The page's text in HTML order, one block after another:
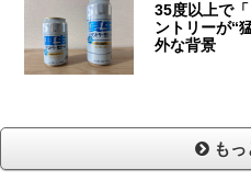
35度以上で
ントリーが“
外な背景
もっ